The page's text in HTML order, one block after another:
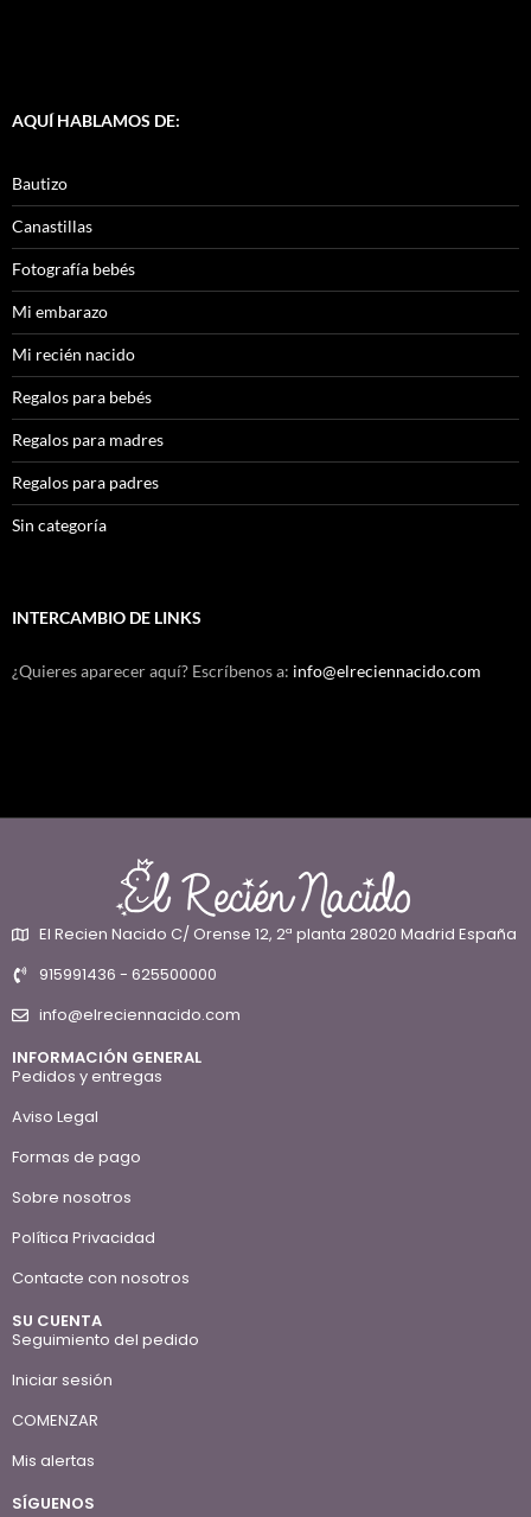
AQUÍ HABLAMOS DE:
Bautizo
Canastillas
Fotografía bebés
Mi embarazo
Mi recién nacido
Regalos para bebés
Regalos para madres
Regalos para padres
Sin categoría
INTERCAMBIO DE LINKS
¿Quieres aparecer aquí? Escríbenos a: info@elreciennacido.com
El Recien Nacido C/ Orense 12, 2ª planta 28020 Madrid España
915991436 - 625500000
info@elreciennacido.com
INFORMACIÓN GENERAL
Pedidos y entregas
Aviso Legal
Formas de pago
Sobre nosotros
Política Privacidad
Contacte con nosotros
SU CUENTA
Seguimiento del pedido
Iniciar sesión
COMENZAR
Mis alertas
SÍGUENOS